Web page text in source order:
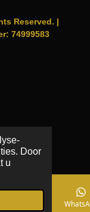
Door
u
Reserved. |
74999583